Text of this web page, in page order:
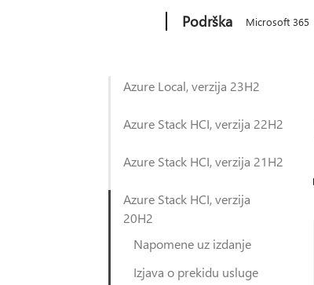
Podrška Microsoft 365
Azure Local, verzija 23H2
Azure Stack HCI, verzija 22H2
Azure Stack HCI, verzija 21H2
Azure Stack HCI, verzija
20H2
Napomene uz izdanje
Izjava o prekidu usluge